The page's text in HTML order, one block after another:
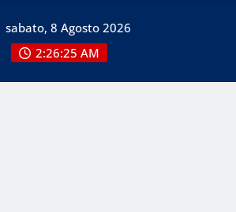
sabato, 8 Agosto 2026
2:26:25 AM